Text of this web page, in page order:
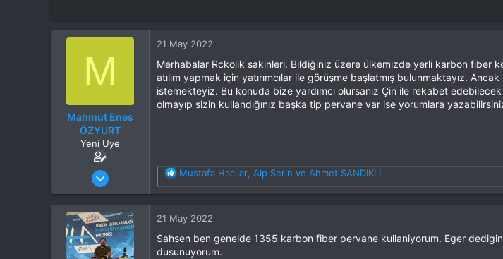
M
Mahmut Enes
ÖZYURT
Yeni Uye
Mesajlar
Tepkime puanı
5
Yaş
29
Konum
İstanbul
İlgi Alanı
Hepsi
21 May 2022
Merhabalar Rckolik sakinleri. Bildiğiniz üzere ülkemizde yerli karbon fiber
atılım yapmak için yatırımcılar ile görüşme başlatmış bulunmaktayız.
istemekteyiz. Bu konuda bize yardımcı olursanız Çin ile rekabet
olmayıp sizin kullandığınız başka tip pervane var ise yorumlara
T
e
p
i
l
e
Mustafa Hacılar, Alp Serin ve Ahmet SANDIKLI
21 May 2022
Sahsen ben genelde 1355 karbon fiber pervane kullaniyorum. Eger
dusunuyorum.